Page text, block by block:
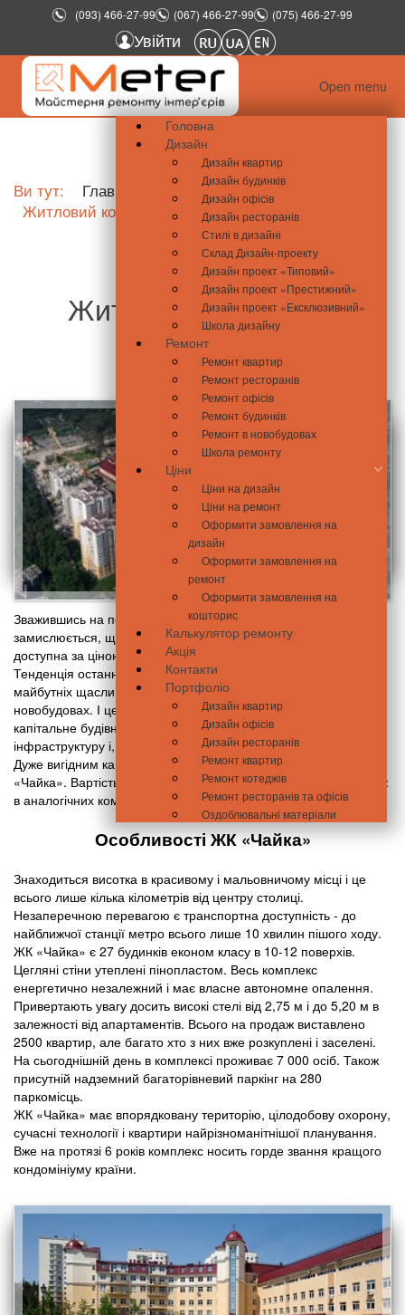
(093) 466-27-99 (067) 466-27-99 (075) 466-27-99
Увійти
Open menu
Головна
Дизайн
Дизайн квартир
Дизайн будинків
Дизайн офісів
Дизайн ресторанів
Стилі в дизайні
Склад Дизайн-проекту
Дизайн проект «Типовий»
Дизайн проект «Престижний»
Дизайн проект «Ексклюзивний»
Школа дизайну
Ремонт
Ремонт квартир
Ремонт ресторанів
Ремонт офісів
Ремонт будинків
Ремонт в новобудовах
Школа ремонту
Ціни
Ціни на дизайн
Ціни на ремонт
Оформити замовлення на
дизайн
Оформити замовлення на
ремонт
Оформити замовлення на
кошторис
Калькулятор ремонту
Акція
Контакти
Портфоліо
Дизайн квартир
Дизайн офісів
Дизайн ресторанів
Ремонт квартир
Ремонт котеджів
Ремонт ресторанів та офісів
Оздоблювальні матеріали
Ви тут: Главная
Новини нерухомості
Житловий комплекс «Чайка»
Житловий комплекс
«Чайка»
Зважившись на покупку власної квартири, багато хто
замислюється, що краще: нове, але дороге житло або
доступна за ціною квартира, але на вторинному ринку?
Тенденція останніх років чітко дає зрозуміти, що більшість
майбутніх щасливих домовласників зупиняють свій вибір на
новобудовах. І це не дивно, адже вони мають масу переваг:
капітальне будівництво, нові технології зведення, хорошу
інфраструктуру і, найголовніше - доступну ціну.
Дуже вигідним капіталовкладенням є придбання житла в ЖК
«Чайка». Вартість квадратного метра мало не вдвічі нижче, ніж
в аналогічних комплексах.
Особливості ЖК «Чайка»
Знаходиться висотка в красивому і мальовничому місці і це
всього лише кілька кілометрів від центру столиці.
Незаперечною перевагою є транспортна доступність - до
найближчої станції метро всього лише 10 хвилин пішого ходу.
ЖК «Чайка» є 27 будинків економ класу в 10-12 поверхів.
Цегляні стіни утеплені пінопластом. Весь комплекс
енергетично незалежний і має власне автономне опалення.
Привертають увагу досить високі стелі від 2,75 м і до 5,20 м в
залежності від апартаментів. Всього на продаж виставлено
2500 квартир, але багато хто з них вже розкуплені і заселені.
На сьогоднішній день в комплексі проживає 7 000 осіб. Також
присутній надземний багаторівневий паркінг на 280
паркомісць.
ЖК «Чайка» має впорядковану територію, цілодобову охорону,
сучасні технології і квартири найрізноманітнішої планування.
Вже на протязі 6 років комплекс носить горде звання кращого
кондомініуму країни.